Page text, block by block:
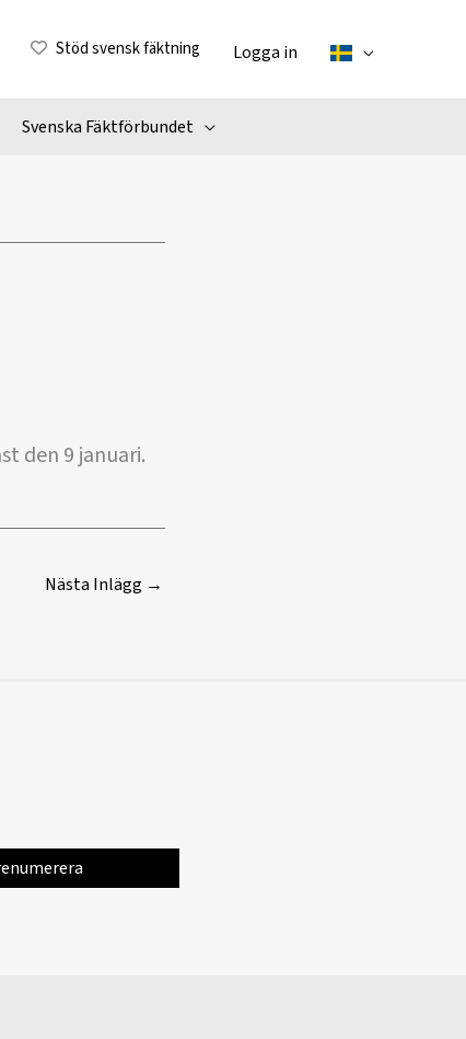
Stöd svensk fäktning Logga in
Svenska Fäktförbundet
den 9 januari.
Nästa Inlägg →